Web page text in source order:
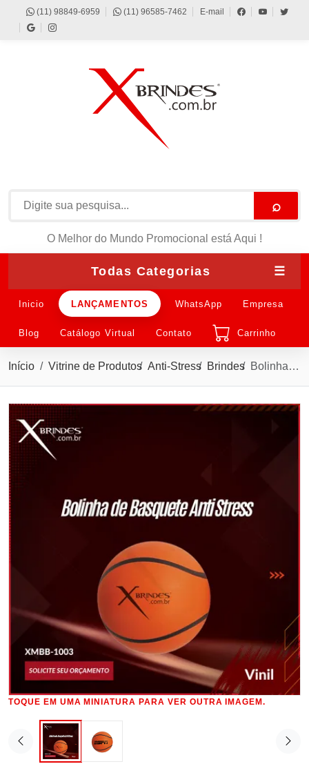
(11) 98849-6959 (11) 96585-7462 E-mail
⌕
O Melhor do Mundo Promocional está Aqui !
Todas Categorias ☰
Inicio LANÇAMENTOS WhatsApp Empresa
Blog Catálogo Virtual Contato Carrinho
Início Vitrine de Produtos Anti-Stress Brindes Bolinha Anti Stress Vinil Oca com Pintura Basquete XMBB-1003
TOQUE EM UMA MINIATURA PARA VER OUTRA IMAGEM.